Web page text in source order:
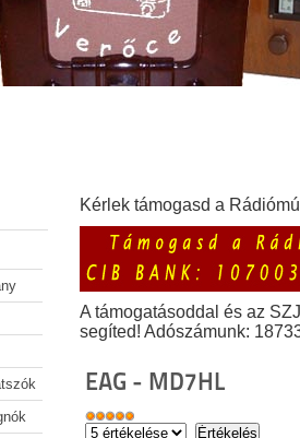
Kérlek támogasd a
A támogatásoddal és az
segíted! Adószámunk:
EAG - MD7HL